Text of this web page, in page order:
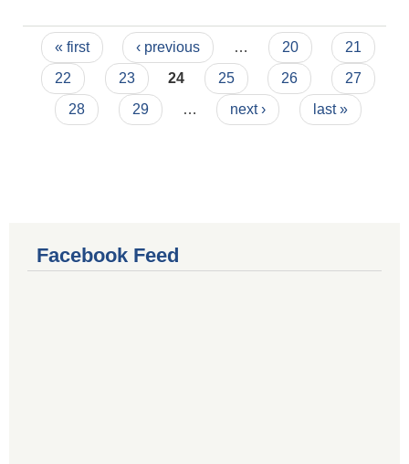
Pages
« first ‹ previous … 20
21
22
23 24 25 26
27
28
29 … next › last »
Facebook Feed